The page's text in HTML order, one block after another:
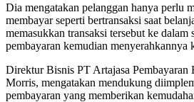
Dia mengatakan pelanggan hanya perlu
membayar seperti bertransaksi saat
memasukkan transaksi tersebut ke dalam
pembayaran kemudian menyerahkannya
Direktur Bisnis PT Artajasa Pembayaran
Morris, mengatakan mendukung
pembayaran yang memberikan